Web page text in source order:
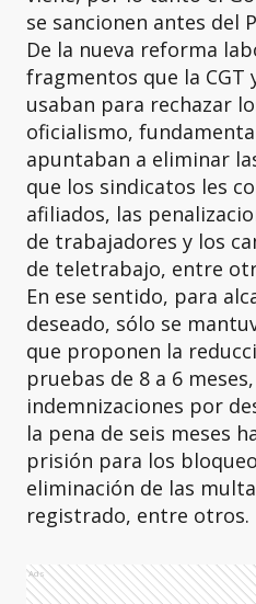
se sancionen antes del
De la nueva reforma
fragmentos que la CGT
usaban para rechazar
oficialismo,
apuntaban a eliminar
que los sindicatos les
afiliados, las
de trabajadores y los
de teletrabajo, entre
En ese sentido, para
deseado, sólo se
que proponen la
pruebas de 8 a 6
indemnizaciones por
la pena de seis meses
prisión para los
eliminación de las
registrado, entre otros.
Ads